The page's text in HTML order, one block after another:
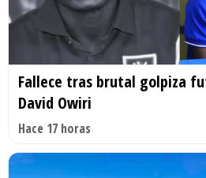
Fallece tras brutal golpiza
David Owiri
Hace 17 horas